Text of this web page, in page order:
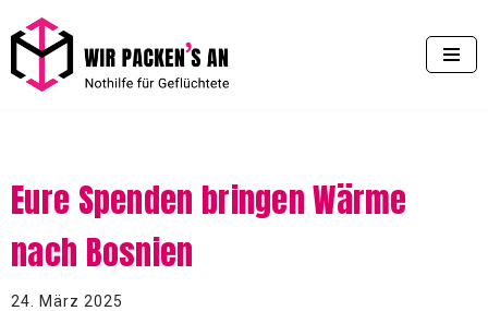
Zum
Inhalt
Eure Spenden bringen Wärme
nach Bosnien
24. März 2025